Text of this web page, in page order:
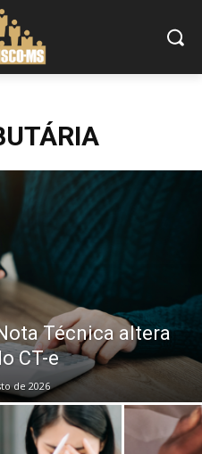
Técnica altera
CT-e
de 2026